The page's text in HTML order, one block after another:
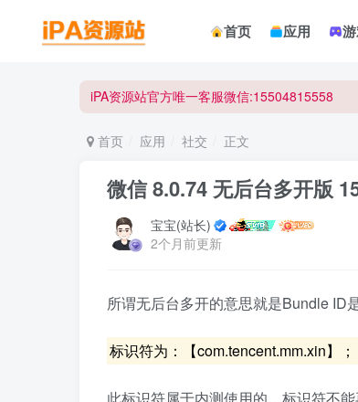
首页 应用
iPA资源站官方唯一客服微信:15504815558
iPA资源站官方唯一客服微信:15504815558
首页 应用 社交 正文
微信 8.0.74 无后台多开版
宝宝(站长)
2个月前更新
所谓无后台多开的意思就是Bundle ID
标识符为：【com.tencent.mm.xin】；